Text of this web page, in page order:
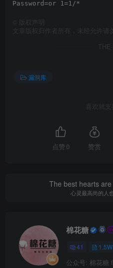
版权声明
文章版权归作者所有，未经允许请
THE
漏洞库
喜欢就
点赞 0 赞赏
The best hearts
心灵最高尚的人
棉花糖
41
公众号: 棉花糖